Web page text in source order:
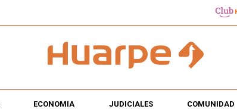
ECONOMÍA JUDICIALES COMUNIDAD